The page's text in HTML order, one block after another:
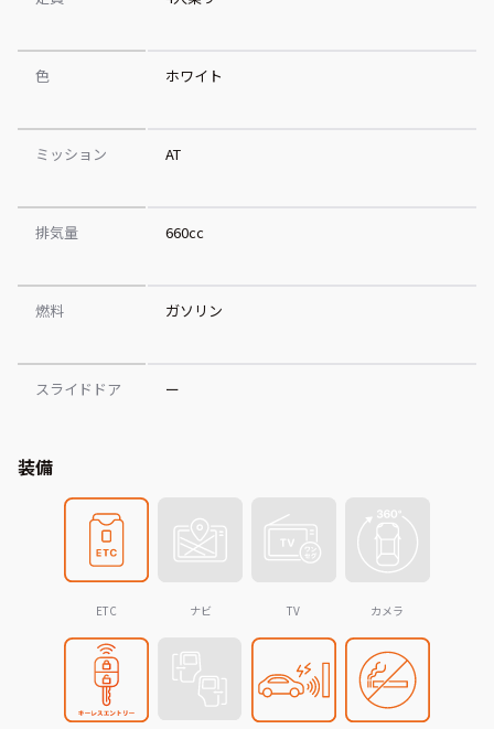
色 ホワイト
ミッション AT
排気量 660cc
燃料 ガソリン
スライドドア ー
装備
ETC ナビ TV カメラ